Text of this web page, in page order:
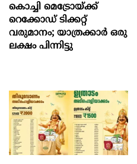
കൊച്ചി മെട്രോയ്ക്ക്
റെക്കോഡ് ടിക്കറ്റ്
വരുമാനം; യാത്രക്കാർ ഒരു
ലക്ഷം പിന്നിട്ടു